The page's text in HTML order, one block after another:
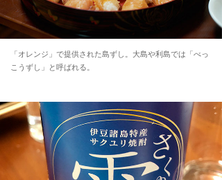
「オレンジ」で提供された島ずし。大島や利島では「べっ
こうずし」と呼ばれる。